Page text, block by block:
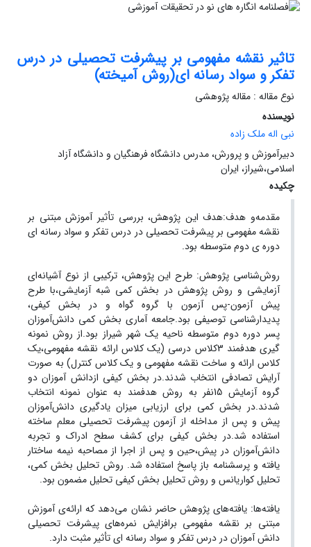
تاثیر نقشه مفهومی بر پیشرفت تحصیلی در درس
تفکر و سواد رسانه ای(روش آمیخته)
نوع مقاله : مقاله پژوهشی
نویسنده
نبی اله ملک زاده
دبیرآموزش و پرورش، مدرس دانشگاه فرهنگیان و دانشگاه آزاد
اسلامی،شیراز، ایران
چکیده
مقدمه‌و هدف:هدف این پژوهش، بررسی تأثیر آموزش مبتنی بر
نقشه مفهومی بر پیشرفت تحصیلی در درس تفکر و سواد رسانه ای
دوره ی دوم متوسطه بود.
روش‌شناسی پژوهش: طرح این پژوهش، ترکیبی از نوع آشیانه‌ای
آزمایشی و روش پژوهش در بخش کمی شبه آزمایشی،با طرح
پیش آزمون-پس آزمون با گروه گواه و در بخش کیفی،
پدیدارشناسی توصیفی بود.جامعه آماری بخش کمی دانش‌آموزان
پسر دوره دوم متوسطه ناحیه یک شهر شیراز بود.از روش نمونه
گیری هدفمند 3کلاس درسی (یک کلاس ارائه نقشه مفهومی،یک
کلاس ارائه و ساخت نقشه مفهومی و یک کلاس کنترل) به صورت
آرایش تصادفی انتخاب شدند.در بخش کیفی ازدانش آموزان دو
گروه آزمایش 15نفر به روش هدفمند به عنوان نمونه انتخاب
شدند.در بخش کمی برای ارزیابی میزان یادگیری دانش‌آموزان
پیش و پس از مداخله از آزمون پیشرفت تحصیلی معلم ساخته
استفاده شد.در بخش کیفی برای کشف سطح ادراک و تجربه
دانش‌آموزان در پیش،حین و پس از اجرا از مصاحبه نیمه ساختار
یافته و پرسشنامه باز پاسخ استفاده شد. روش تحلیل بخش کمی،
تحلیل کواریانس و روش تحلیل بخش کیفی تحلیل مضمون بود.
یافته‌ها: یافته‌های پژوهش حاضر نشان می‌دهد که ارائه‌ی آموزش
مبتنی بر نقشه مفهومی برافزایش نمره‌های پیشرفت تحصیلی
دانش آموزان در درس تفکر و سواد رسانه ای تأثیر مثبت دارد.